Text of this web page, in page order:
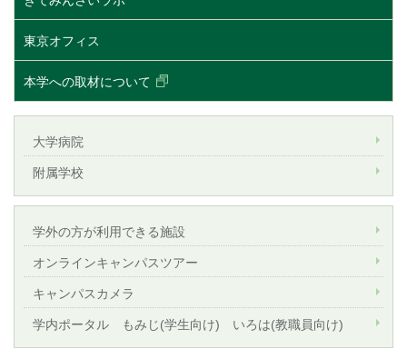
東京オフィス
本学への取材について
大学病院
附属学校
学外の方が利用できる施設
オンラインキャンパスツアー
キャンパスカメラ
学内ポータル もみじ(学生向け) いろは(教職員向け)